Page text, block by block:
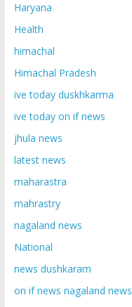
Haryana
Health
himachal
Himachal Pradesh
ive today duskhkarma
ive today on if news
jhula news
latest news
maharastra
mahrastry
nagaland news
National
news dushkaram
on if news nagaland news